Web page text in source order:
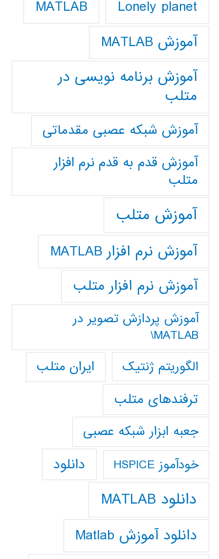
Lonely planet
MATLAB
آموزش MATLAB
آموزش برنامه نویسی در
متلب
آموزش شبکه عصبی مقدماتی
آموزش قدم به قدم نرم افزار
متلب
آموزش متلب
آموزش نرم افزار MATLAB
آموزش نرم افزار متلب
آموزش پردازش تصوير در
MATLAB\
الگوریتم ژنتیک
ایران متلب
ترفندهای متلب
جعبه ابزار شبکه عصبی
خودآموز HSPICE دانلود
دانلود MATLAB
دانلود آموزش Matlab